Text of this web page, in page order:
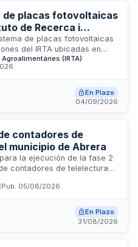
El proyecto ha sido
conforme a los requisitos
placas fotovoltaicas
de Recerca i
de Monells
de placas fotovoltaicas
del IRTA ubicadas en
completa de las
de programas de
conforme a lo establecido en
y administrativas. El
(IRTA)
En Plazo
04/09/2026
contadores de
municipio de Abrera
la ejecución de la fase 2
contadores de telelectura
El Ayuntamiento de
una parte significativa de
y fraudes. Las
de recursos humanos y
Pub. 05/08/2026
En Plazo
31/08/2026